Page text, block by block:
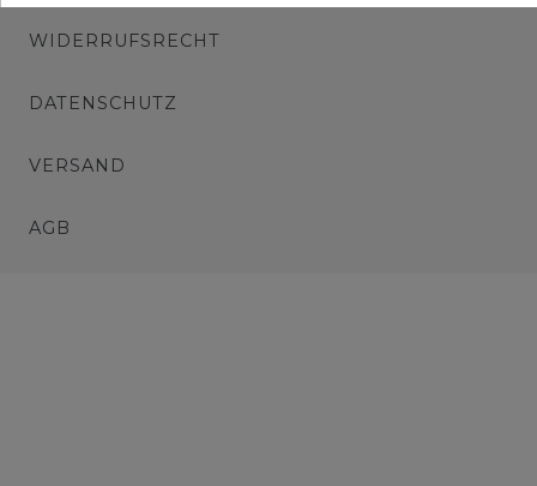
WIDERRUFSRECHT
DATENSCHUTZ
VERSAND
AGB